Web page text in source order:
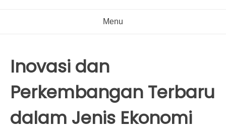
Menu
Inovasi dan
Perkembangan Terbaru
dalam Jenis Ekonomi